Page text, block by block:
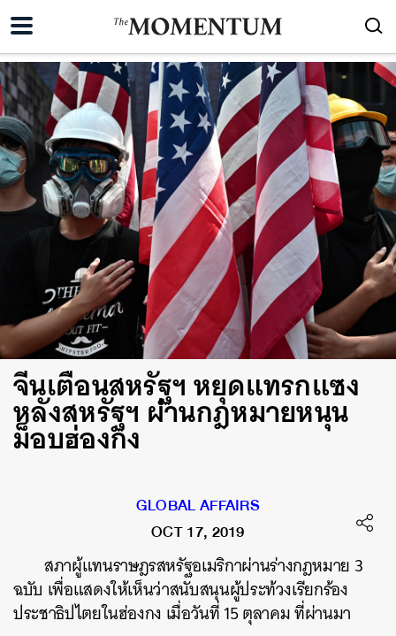
จีนเตือนสหรัฐฯ หยุดแทรกแซง
หลังสหรัฐฯ ผ่านกฎหมายหนุน
ม็อบฮ่องกง
GLOBAL AFFAIRS
OCT 17, 2019
สภาผู้แทนราษฎรสหรัฐอเมริกาผ่านร่างกฎหมาย 3
ฉบับ เพื่อแสดงให้เห็นว่าสนับสนุนผู้ประท้วงเรียกร้อง
ประชาธิปไตยในฮ่องกง เมื่อวันที่ 15 ตุลาคม ที่ผ่านมา